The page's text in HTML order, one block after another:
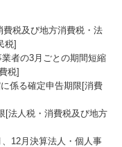
税及び地方消費税・法
税]
者の3月ごとの期間短縮
税]
係る確定申告期限[消費
[法人税・消費税及び地方
12月決算法人・個人事